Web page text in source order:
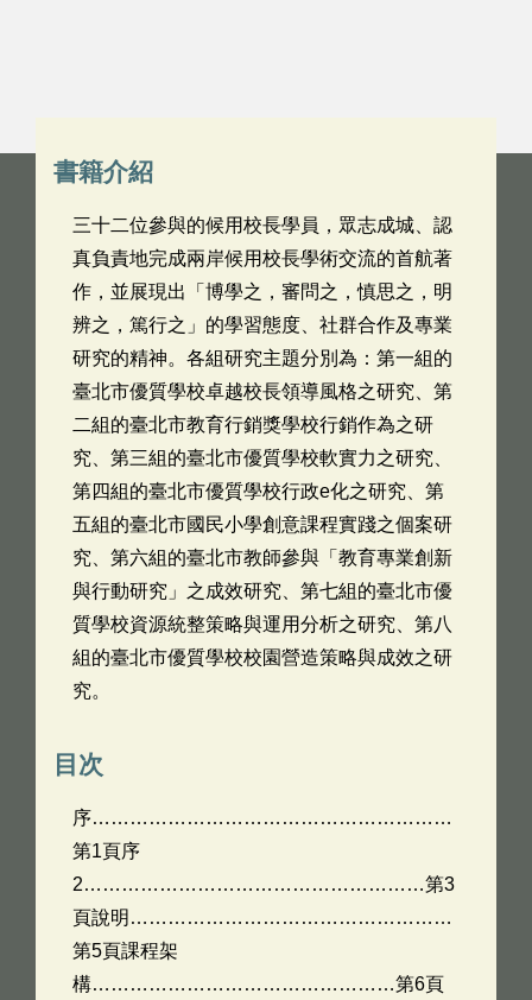
書籍介紹
三十二位參與的候用校長學員，眾志成城、認
真負責地完成兩岸候用校長學術交流的首航著
作，並展現出「博學之，審問之，慎思之，明
辨之，篤行之」的學習態度、社群合作及專業
研究的精神。各組研究主題分別為：第一組的
臺北市優質學校卓越校長領導風格之研究、第
二組的臺北市教育行銷獎學校行銷作為之研
究、第三組的臺北市優質學校軟實力之研究、
第四組的臺北市優質學校行政e化之研究、第
五組的臺北市國民小學創意課程實踐之個案研
究、第六組的臺北市教師參與「教育專業創新
與行動研究」之成效研究、第七組的臺北市優
質學校資源統整策略與運用分析之研究、第八
組的臺北市優質學校校園營造策略與成效之研
究。
目次
序…………………………………………………
第1頁序
2………………………………………………第3
頁說明……………………………………………
第5頁課程架
構…………………………………………第6頁